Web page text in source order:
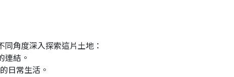
角度深入探索這片土地：
連結。
日常生活。